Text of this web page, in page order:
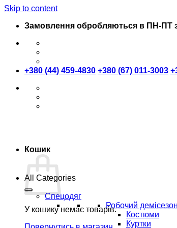
Skip to content
Замовлення обробляються в ПН-ПТ
+380 (44) 459-4830 +380 (67) 011-3003
Кошик
У кошику немає товарів.
All Categories
Спецодяг
Робочий
Костюми
Куртки